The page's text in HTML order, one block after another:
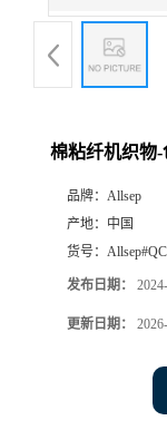
棉粘纤机织物
品牌： Allsep
产地： 中国
货号：
发布日期：
更新日期：